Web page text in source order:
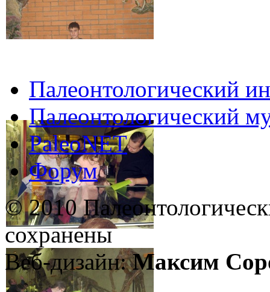
Палеонтологический
Палеонтологический
PaleoNET
Форум
© 2010
сохранены
Веб-дизайн:Максим